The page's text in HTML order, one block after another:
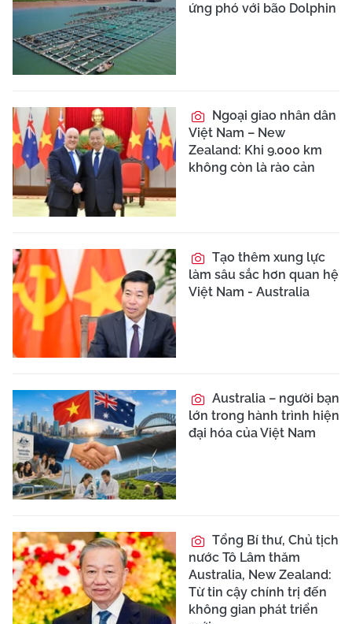
ứng phó với bão Dolphin
Ngoại giao nhân dân
Việt Nam – New
Zealand: Khi 9.000 km
không còn là rào cản
Tạo thêm xung lực
làm sâu sắc hơn quan hệ
Việt Nam - Australia
Australia – người bạn
lớn trong hành trình hiện
đại hóa của Việt Nam
Tổng Bí thư, Chủ tịch
nước Tô Lâm thăm
Australia, New Zealand:
Từ tin cậy chính trị đến
không gian phát triển